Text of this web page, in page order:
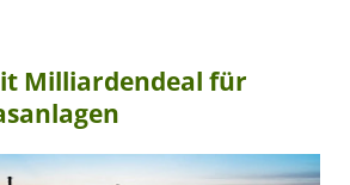
Milliardendeal für